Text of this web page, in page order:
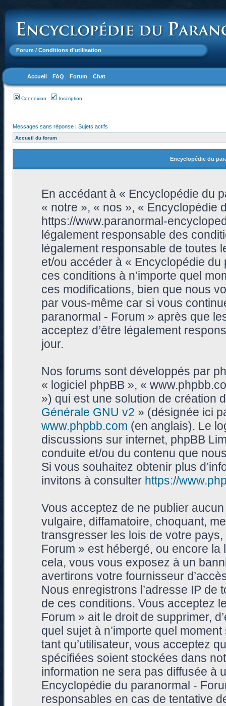
Forum / Conditions d’utilisation
Accueil FAQ Forum Chat
Connexion Inscription
Messages sans réponse | Sujets actifs
Accueil du forum
Encyclopédie du
En accédant à « Encyclopédie du
« notre », « nos », « Encyclopédie
https://www.paranormal-
légalement responsable des
légalement responsable de toutes
et/ou accéder à « Encyclopédie
ces conditions à n’importe quel
ces modifications, bien que nous
par vous-même car si vous
paranormal - Forum » après que
acceptez d’être légalement
jour.
Nos forums sont développés par
« logiciel phpBB », «
») qui est une solution de création
Générale GNU v2 » (désignée ici
www.phpbb.com (en anglais). Le
discussions sur internet, phpBB
conduite et/ou du contenu que
Si vous souhaitez obtenir plus
invitons à consulter https://
Vous acceptez de ne publier
vulgaire, diffamatoire, choquant,
transgresser les lois de votre
Forum » est hébergé, ou encore
cela, vous vous exposez à un
avertirons votre fournisseur
Nous enregistrons l’adresse IP de
de ces conditions. Vous acceptez
Forum » ait le droit de supprimer,
quel sujet à n’importe quel
tant qu’utilisateur, vous acceptez
spécifiées soient stockées dans
information ne sera pas diffusée à
Encyclopédie du paranormal -
responsables en cas de tentative